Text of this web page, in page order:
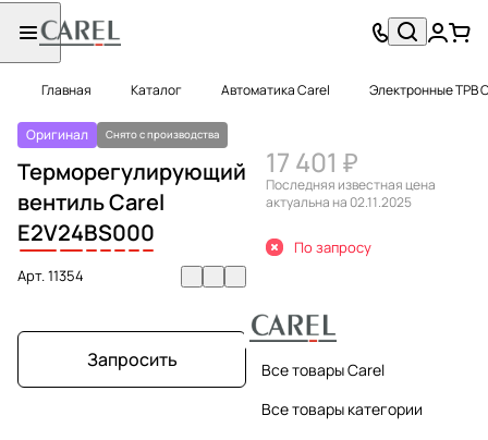
Главная Каталог Автоматика Carel Электронные ТРВ
Оригинал Снято с производства
Терморегулирующий
вентиль Carel
E2V24BS000
Арт.11354
Запросить
17 401 ₽
Последняя известная цена
актуальна на 02.11.2025
По запросу
Все товары Carel
Все товары категории